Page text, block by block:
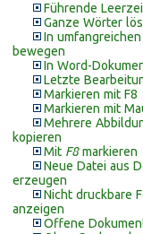
Führende
Ganze Wörter
In
bewegen
In Word-
Letzte
Markieren mit F8
Markieren mit
Mehrere
kopieren
Mit F8markieren
Neue Datei aus
erzeugen
Nicht druckbare
anzeigen
Offene